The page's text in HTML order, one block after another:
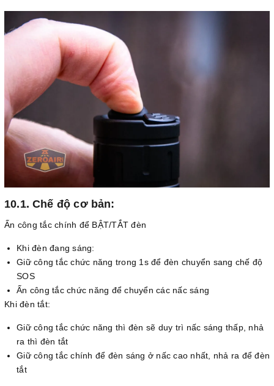
10.1. Chế độ cơ bản:
Ấn công tắc chính để BẬT/TẮT đèn
Khi đèn đang sáng:
Giữ công tắc chức năng trong 1s để đèn chuyển sang chế độ
SOS
Ấn công tắc chức năng để chuyển các nấc sáng
Khi đèn tắt:
Giữ công tắc chức năng thì đèn sẽ duy trì nấc sáng thấp, nhả
ra thì đèn tắt
Giữ công tắc chính để đèn sáng ở nấc cao nhất, nhả ra để đèn
tắt